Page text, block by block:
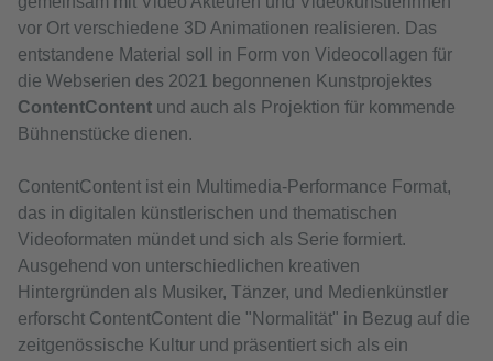
vor Ort verschiedene 3D Animationen realisieren. Das
entstandene Material soll in Form von Videocollagen für
die Webserien des 2021 begonnenen Kunstprojektes
ContentContent und auch als Projektion für kommende
Bühnenstücke dienen.
ContentContent ist ein Multimedia-Performance Format,
das in digitalen künstlerischen und thematischen
Videoformaten mündet und sich als Serie formiert.
Ausgehend von unterschiedlichen kreativen
Hintergründen als Musiker, Tänzer, und Medienkünstler
erforscht ContentContent die "Normalität" in Bezug auf die
zeitgenössische Kultur und präsentiert sich als ein